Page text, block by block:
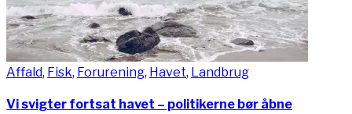
Affald, Fisk, Forurening, Havet, Landbrug
Vi svigter fortsat havet – politikerne bør åbne